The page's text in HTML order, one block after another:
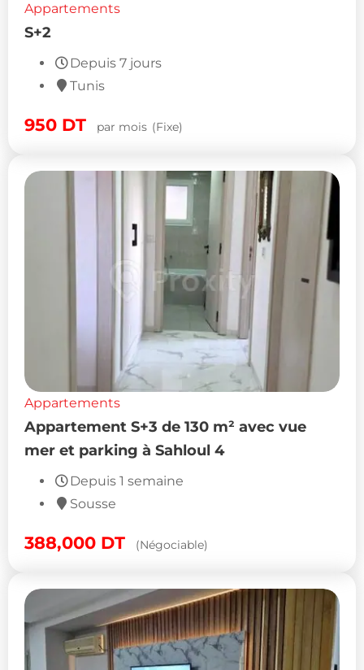
Appartements
S+2
Depuis 7 jours
Tunis
950 DT par mois (Fixe)
Appartements
Appartement S+3 de 130 m² avec vue
mer et parking à Sahloul 4
Depuis 1 semaine
Sousse
388,000 DT (Négociable)